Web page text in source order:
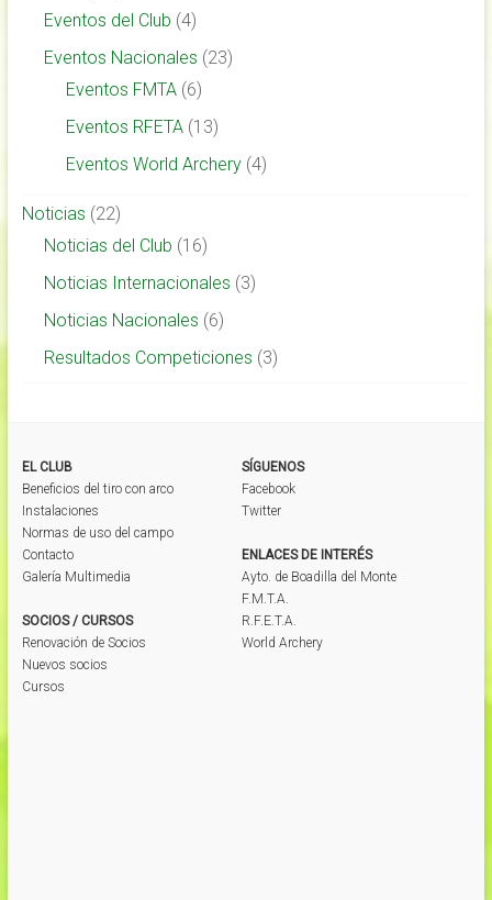
Eventos del Club (4)
Eventos Nacionales (23)
Eventos FMTA(6)
Eventos RFETA(13)
Eventos World Archery(4)
Noticias (22)
Noticias del Club (16)
Noticias Internacionales (3)
Noticias Nacionales (6)
Resultados Competiciones (3)
EL CLUB
Beneficios del tiro con arco
Instalaciones
Normas de uso del campo
Contacto
Galería Multimedia
SOCIOS / CURSOS
Renovación de Socios
Nuevos socios
Cursos
SÍGUENOS
Facebook
Twitter
ENLACES DE INTERÉS
Ayto. de Boadilla del Monte
F.M.T.A.
R.F.E.T.A.
World Archery